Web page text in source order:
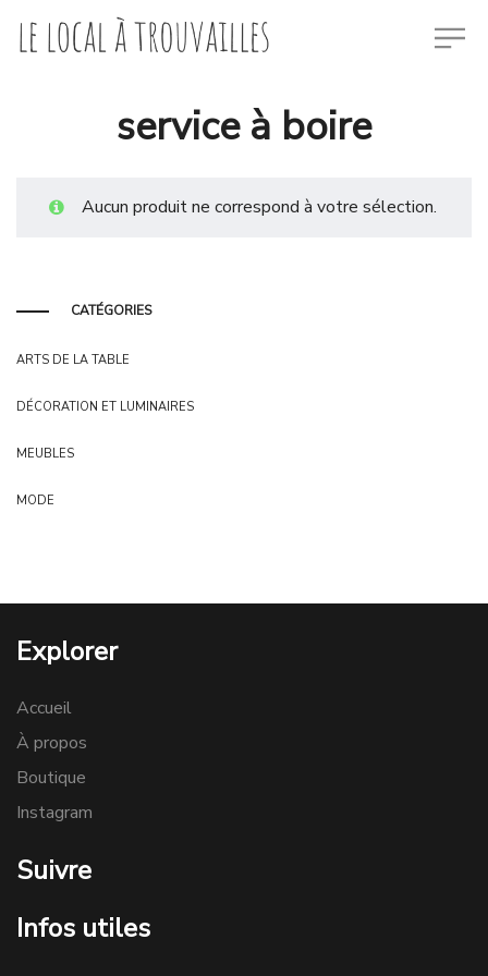
service à boire
Aucun produit ne correspond à votre sélection.
CATÉGORIES
ARTS DE LA TABLE
DÉCORATION ET LUMINAIRES
MEUBLES
MODE
Explorer
Accueil
À propos
Boutique
Instagram
Suivre
Infos utiles